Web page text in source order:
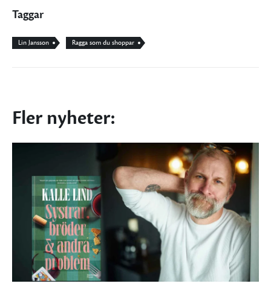
Taggar
Lin Jansson Ragga som du shoppar
Fler nyheter: